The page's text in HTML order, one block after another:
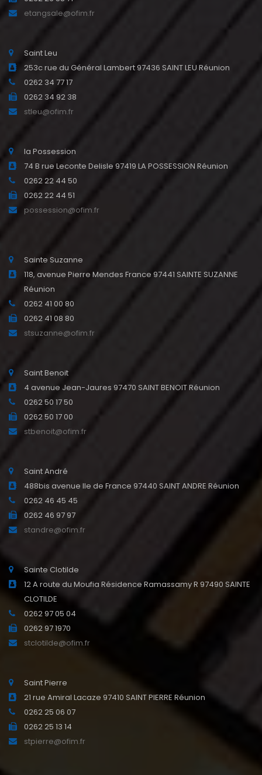
etangsale@ofim.fr
Saint Leu
253c rue du Général Lambert 97436 SAINT LEU Réunion
0262 34 77 17
0262 34 92 38
stleu@ofim.fr
la Possession
74 B rue Leconte Delisle 97419 LA POSSESSION Réunion
0262 22 44 50
0262 22 44 51
possession@ofim.fr
Sainte Suzanne
118, avenue Pierre Mendes France 97441 SAINTE SUZANNE
Réunion
0262 41 00 80
0262 41 08 80
stsuzanne@ofim.fr
Saint Benoit
4 avenue Jean-Jaures 97470 SAINT BENOIT Réunion
0262 50 17 50
0262 50 17 00
stbenoit@ofim.fr
Saint André
488bis avenue Ile de France 97440 SAINT ANDRE Réunion
0262 46 45 45
0262 46 97 97
standre@ofim.fr
Sainte Clotilde
12 A route du Moufia Résidence Ramassamy R 97490 SAINTE
CLOTILDE
0262 97 05 04
0262 97 1970
stclotilde@ofim.fr
Saint Pierre
21 rue Amiral Lacaze 97410 SAINT PIERRE Réunion
0262 25 06 07
0262 25 13 14
stpierre@ofim.fr